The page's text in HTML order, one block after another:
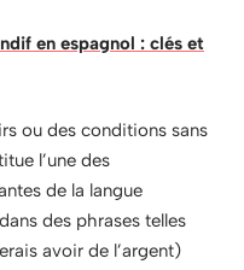
en espagnol : clés et
ou des conditions sans
l’une des
de la langue
des phrases telles
avoir de l’argent)